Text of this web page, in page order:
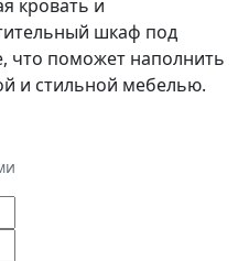
кровать и
шкаф под
что поможет наполнить
и стильной мебелью.